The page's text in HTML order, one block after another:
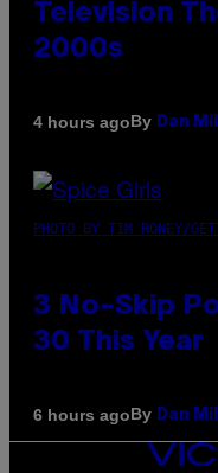
Television
2000s
4 hours agoBy Dan
PHOTO BY TIM RONEY/
3 No-Skip
30 This Year
6 hours agoBy Dan
VICE